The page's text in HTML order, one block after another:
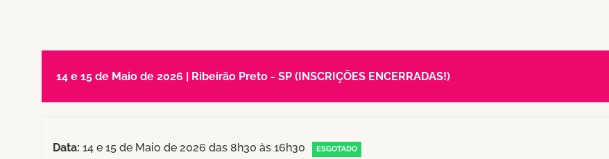
14 e 15 de Maio de 2026 | Ribeirão Preto - SP (INSCRIÇÕES ENCERRADAS!)
Data: 14 e 15 de Maio de 2026 das 8h30 às 16h30 ESGOTADO